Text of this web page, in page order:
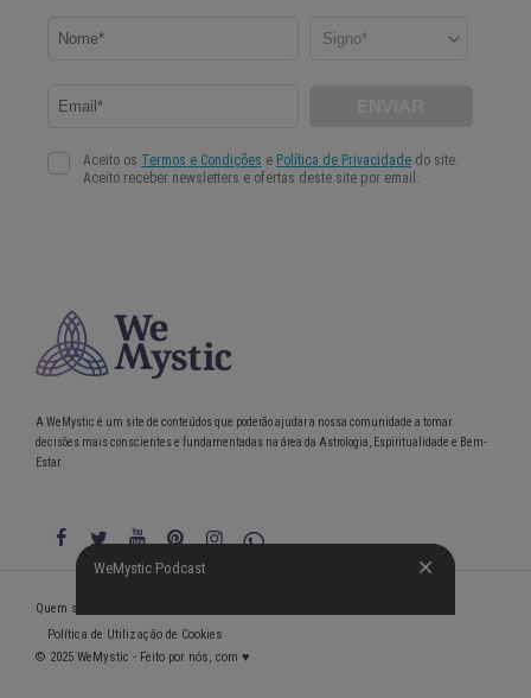
WeMystic Podcast
A WeMystic é um site de conteúdos que poderão ajudar a nossa comunidade a tomar
decisões mais conscientes e fundamentadas na área da Astrologia, Espiritualidade e Bem-
Estar.
WeMystic Podcast
Quem somos
Política de Utilização de Cookies
© 2025 WeMystic - Feito por nós, com ♥